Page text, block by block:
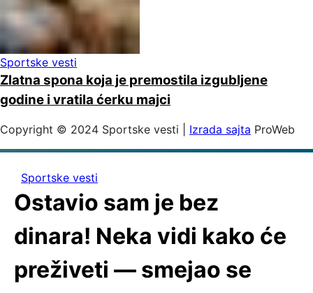
Sportske vesti
Zlatna spona koja je premostila izgubljene
godine i vratila ćerku majci
Copyright © 2024 Sportske vesti | Izrada sajta ProWeb
Sportske vesti
Ostavio sam je bez
dinara! Neka vidi kako će
preživeti — smejao se